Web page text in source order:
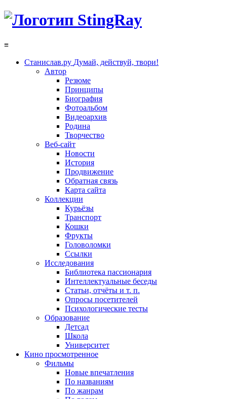
≡
Станислав.ру Думай, действуй, твори!
Автор
Резюме
Принципы
Биография
Фотоальбом
Видеоархив
Родина
Творчество
Веб-сайт
Новости
История
Продвижение
Обратная связь
Карта сайта
Коллекции
Курьёзы
Транспорт
Кошки
Фрукты
Головоломки
Ссылки
Исследования
Библиотека пассионария
Интеллектуальные беседы
Статьи, отчёты и т. п.
Опросы посетителей
Психологические тесты
Образование
Детсад
Школа
Университет
Кино просмотренное
Фильмы
Новые впечатления
По названиям
По жанрам